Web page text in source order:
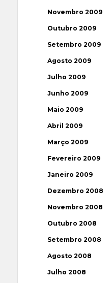
Novembro 2009
Outubro 2009
Setembro 2009
Agosto 2009
Julho 2009
Junho 2009
Maio 2009
Abril 2009
Março 2009
Fevereiro 2009
Janeiro 2009
Dezembro 2008
Novembro 2008
Outubro 2008
Setembro 2008
Agosto 2008
Julho 2008